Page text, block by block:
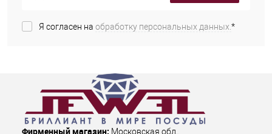
Я согласен на обработку персональных данных.*
Фирменный магазин: Московская обл.,